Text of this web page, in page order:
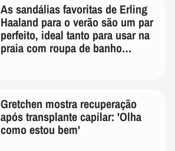
As sandálias favoritas de Erling
Haaland para o verão são um par
perfeito, ideal tanto para usar na
praia com roupa de banho
Gretchen mostra recuperação
após transplante capilar: 'Olha
como estou bem'